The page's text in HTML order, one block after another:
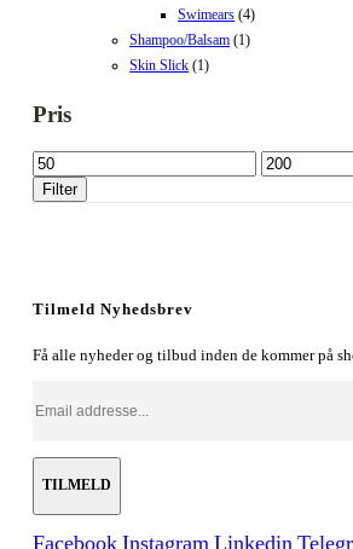
Swimears (4)
Shampoo/Balsam (1)
Skin Slick (1)
Pris
Mindste
pris
Højeste
pris
Filter
Tilmeld Nyhedsbrev
Få alle nyheder og tilbud inden de kommer på
Facebook Instagram Linkedin